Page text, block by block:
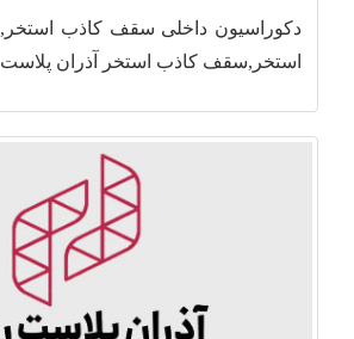
استخر,سقف کاذب استخر آذران پلاست